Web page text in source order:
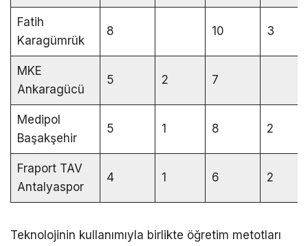
Fatih
Karagümrük
8 10 3
MKE
Ankaragücü
5 2 7
Medipol
Başakşehir
5 1 8 2
Fraport TAV
Antalyaspor
4 1 6 2
Teknolojinin kullanımıyla birlikte öğretim metotları